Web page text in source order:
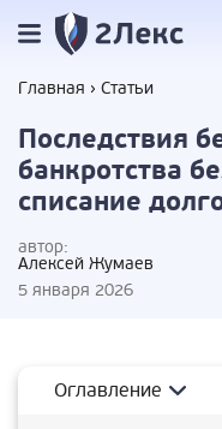
Главная Статьи
Последствия
банкротства
списание
автор:
Алексей Жумаев
5 января 2026
Оглавление